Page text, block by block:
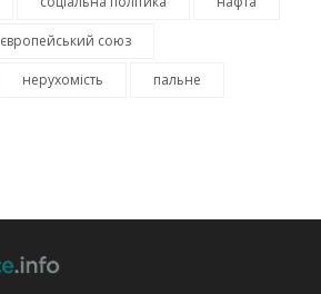
європейський союз
нерухомість пальне